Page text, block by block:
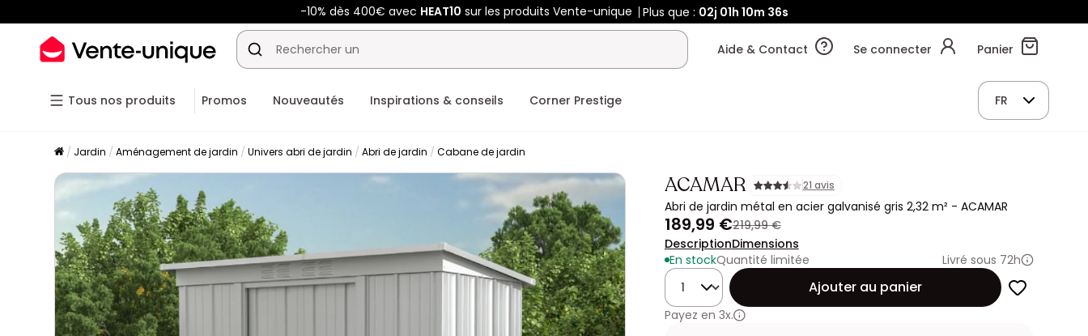
-10% dès 400€ avec HEAT10 sur les produits Vente-unique Plus que : 02j 01h 10m 34s
Aide & Contact Se connecter Panier
Tous nos produits Promos Nouveautés Inspirations & conseils Corner Prestige FR
Jardin Aménagement de jardin Univers abri de jardin Abri de jardin Cabane de jardin
ACAMAR 21 avis
Abri de jardin métal en acier galvanisé gris 2,32 m² - ACAMAR
189,99 €219,99 €
DescriptionDimensions
En stockQuantité limitée
Livré sous 72h
Quantité
Ajouter au panier
Payez en 3x.